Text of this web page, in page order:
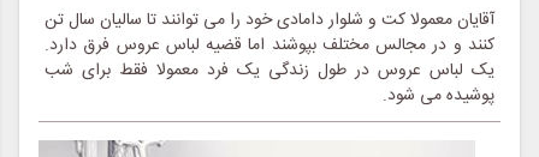
آقایان معمولا کت و شلوار دامادی خود را می توانند تا سالیان سال تن
کنند و در مجالس مختلف بپوشند اما قضیه لباس عروس فرق دارد.
یک لباس عروس در طول زندگی یک فرد معمولا فقط برای شب
پوشیده می شود.